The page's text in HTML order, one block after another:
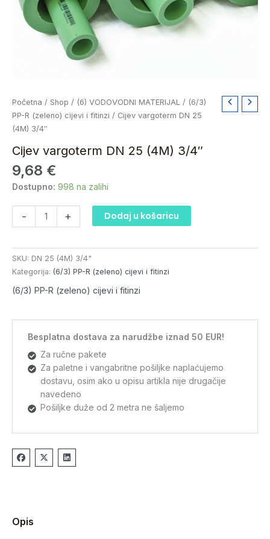
Početna / Shop / (6) VODOVODNI MATERIJAL / (6/3)
PP-R (zeleno) cijevi i fitinzi / Cijev vargoterm DN 25
(4M) 3/4″
Cijev vargoterm DN 25 (4M) 3/4″
9,68 €
Dostupno: 998 na zalihi
-
Cijev
vargoterm
DN
(4M)
3/4"
količina
+ Dodaj u košaricu
SKU: DN 25 (4M) 3/4"
Kategorija: (6/3) PP-R (zeleno) cijevi i fitinzi
(6/3) PP-R (zeleno) cijevi i fitinzi
Besplatna dostava za narudžbe iznad 50 EUR!
Za ručne pakete
Za paletne i vangabritne pošiljke naplaćujemo
dostavu, osim ako u opisu artikla nije drugačije
navedeno
Pošiljke duže od 2 metra ne šaljemo
Opis